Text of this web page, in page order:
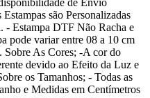
de Envio
são Personalizadas
- Estampa DTF Não Racha e
pode variar entre 08 a 10 cm
Sobre As Cores; -A cor do
devido ao Efeito da Luz e
os Tamanhos; - Todas as
e Medidas em Centímetros